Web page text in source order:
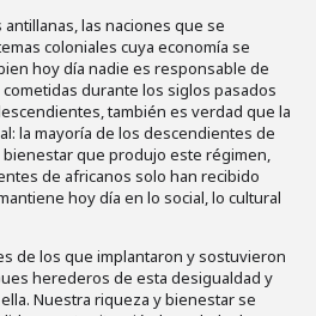
las naciones que se
coloniales cuya economía se
hoy día nadie es responsable de
durante los siglos pasados
también es verdad que la
la mayoría de los descendientes de
que produjo este régimen,
de africanos solo han recibido
hoy día en lo social, lo cultural
de los que implantaron y sostuvieron
herederos de esta desigualdad y
Nuestra riqueza y bienestar se